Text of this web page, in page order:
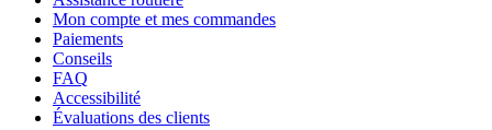
Mon compte et mes commandes
Paiements
Conseils
FAQ
Accessibilité
Évaluations des clients